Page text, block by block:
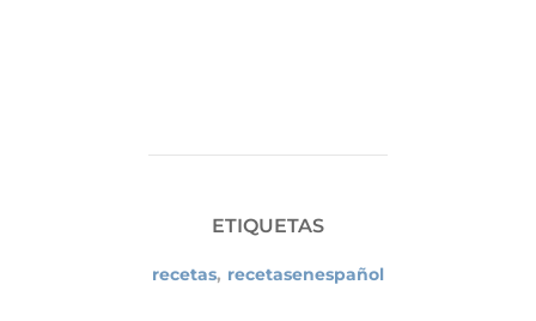
ETIQUETAS
recetas, recetasenespañol